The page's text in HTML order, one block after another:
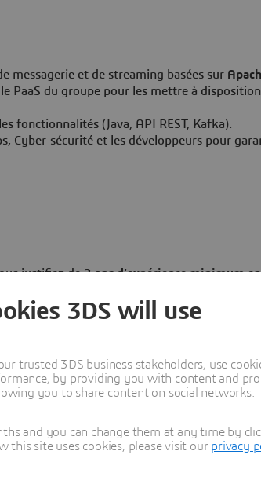
messagerie et de streaming basées sur
PaaS du groupe pour les mettre à
fonctionnalités (Java, API REST, Kafka).
Cyber-sécurité et les développeurs pour
justifiez de2 ans d'expérience minimum
topics, tuning).
Linux(OS, réseau, troubleshooting).
environnement dynamique multi-projets.
3DS will use
trusted 3DS business stakeholders, use
by providing you with content and
you to share content on social networks.
and you can change them at any time by
this site uses cookies, please visit our privacy